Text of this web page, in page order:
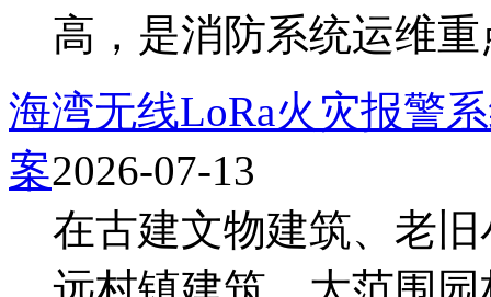
高，是消防系统运维重
海湾无线LoRa火灾报警
案2026-07-13
在古建文物建筑、老